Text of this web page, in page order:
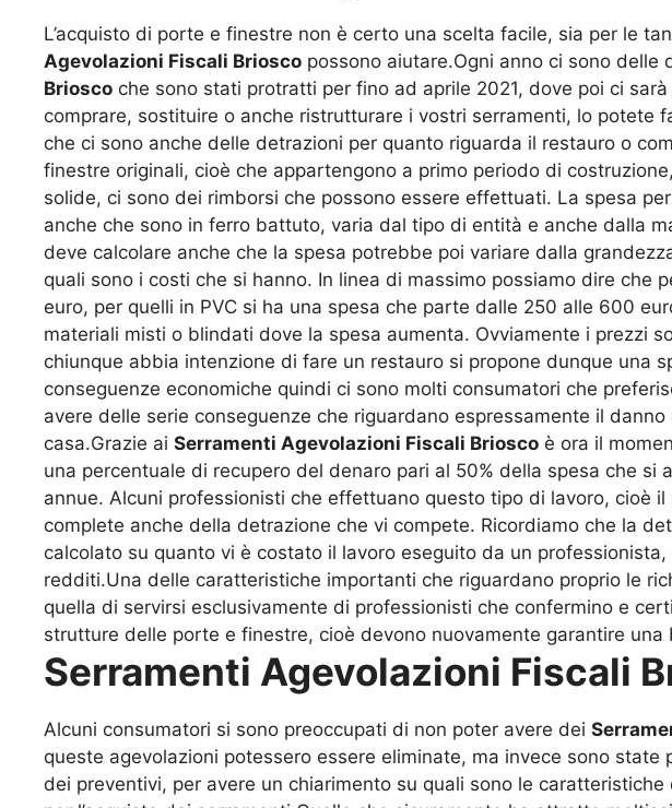
L’acquisto di porte e finestre non è certo una scelta facile, sia per le
Agevolazioni Fiscali Briosco possono aiutare.Ogni anno ci sono
Briosco che sono stati protratti per fino ad aprile 2021, dove poi ci
comprare, sostituire o anche ristrutturare i vostri serramenti, lo potete
che ci sono anche delle detrazioni per quanto riguarda il restauro o
finestre originali, cioè che appartengono a primo periodo di
solide, ci sono dei rimborsi che possono essere effettuati. La spesa
anche che sono in ferro battuto, varia dal tipo di entità e anche dalla
deve calcolare anche che la spesa potrebbe poi variare dalla
quali sono i costi che si hanno. In linea di massimo possiamo dire
euro, per quelli in PVC si ha una spesa che parte dalle 250 alle 600
materiali misti o blindati dove la spesa aumenta. Ovviamente i prezzi
chiunque abbia intenzione di fare un restauro si propone dunque una
conseguenze economiche quindi ci sono molti consumatori che
avere delle serie conseguenze che riguardano espressamente il
casa.Grazie ai Serramenti Agevolazioni Fiscali Briosco è ora il
una percentuale di recupero del denaro pari al 50% della spesa che
annue. Alcuni professionisti che effettuano questo tipo di lavoro, cioè
complete anche della detrazione che vi compete. Ricordiamo che la
calcolato su quanto vi è costato il lavoro eseguito da un
redditi.Una delle caratteristiche importanti che riguardano proprio le
quella di servirsi esclusivamente di professionisti che confermino e
strutture delle porte e finestre, cioè devono nuovamente garantire
Serramenti Agevolazioni Fiscali
Alcuni consumatori si sono preoccupati di non poter avere dei
queste agevolazioni potessero essere eliminate, ma invece sono
dei preventivi, per avere un chiarimento su quali sono le